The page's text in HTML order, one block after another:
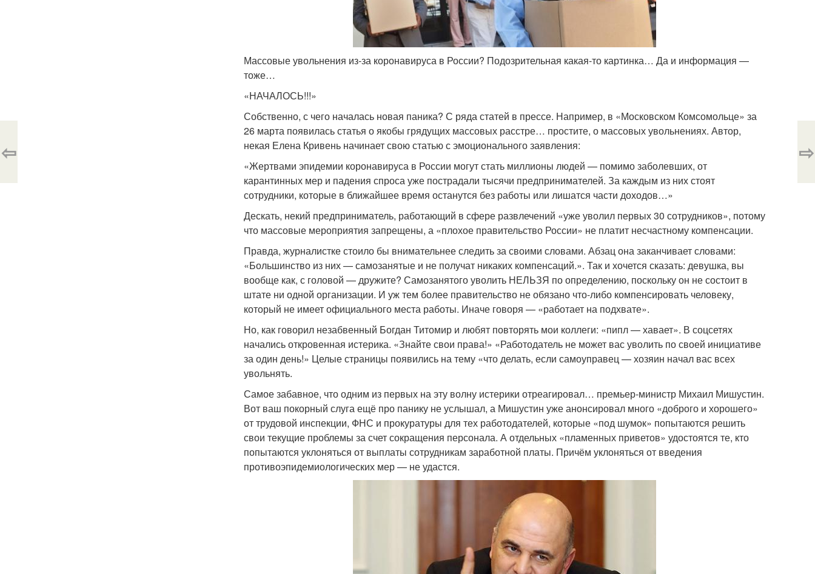
Массовые увольнения из-за коронавируса в России? Подозрительная какая-то картинка… Да и информация —
тоже…
«НАЧАЛОСЬ!!!»
Собственно, с чего началась новая паника? С ряда статей в прессе. Например, в «Московском Комсомольце» за
26 марта появилась статья о якобы грядущих массовых расстре… простите, о массовых увольнениях. Автор,
некая Елена Кривень начинает свою статью с эмоционального заявления:
«Жертвами эпидемии коронавируса в России могут стать миллионы людей — помимо заболевших, от
карантинных мер и падения спроса уже пострадали тысячи предпринимателей. За каждым из них стоят
сотрудники, которые в ближайшее время останутся без работы или лишатся части доходов…»
Дескать, некий предприниматель, работающий в сфере развлечений «уже уволил первых 30 сотрудников», потому
что массовые мероприятия запрещены, а «плохое правительство России» не платит несчастному компенсации.
Правда, журналистке стоило бы внимательнее следить за своими словами. Абзац она заканчивает словами:
«Большинство из них — самозанятые и не получат никаких компенсаций.». Так и хочется сказать: девушка, вы
вообще как, с головой — дружите? Самозанятого уволить НЕЛЬЗЯ по определению, поскольку он не состоит в
штате ни одной организации. И уж тем более правительство не обязано что-либо компенсировать человеку,
который не имеет официального места работы. Иначе говоря — «работает на подхвате».
Но, как говорил незабвенный Богдан Титомир и любят повторять мои коллеги: «пипл — хавает». В соцсетях
начались откровенная истерика. «Знайте свои права!» «Работодатель не может вас уволить по своей инициативе
за один день!» Целые страницы появились на тему «что делать, если самоуправец — хозяин начал вас всех
увольнять.
Самое забавное, что одним из первых на эту волну истерики отреагировал… премьер-министр Михаил Мишустин.
Вот ваш покорный слуга ещё про панику не услышал, а Мишустин уже анонсировал много «доброго и хорошего»
от трудовой инспекции, ФНС и прокуратуры для тех работодателей, которые «под шумок» попытаются решить
свои текущие проблемы за счет сокращения персонала. А отдельных «пламенных приветов» удостоятся те, кто
попытаются уклоняться от выплаты сотрудникам заработной платы. Причём уклоняться от введения
противоэпидемиологических мер — не удастся.
⇦ ⇨